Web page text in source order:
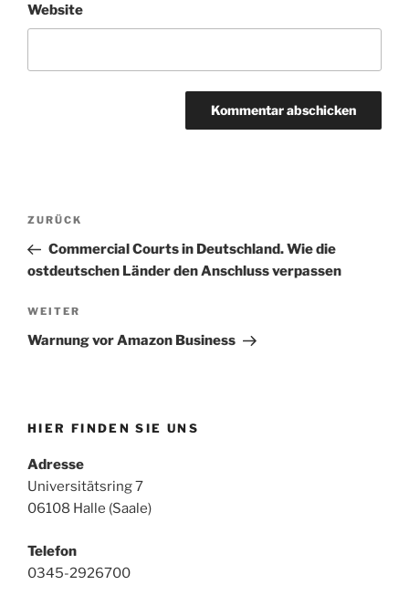
Website
Beitragsnavigation
Vorheriger
Beitrag
ZURÜCK
Commercial Courts in Deutschland. Wie die
ostdeutschen Länder den Anschluss verpassen
Nächster
Beitrag
WEITER
Warnung vor Amazon Business
HIER FINDEN SIE UNS
Adresse
Universitätsring 7
06108 Halle (Saale)
Telefon
0345-2926700